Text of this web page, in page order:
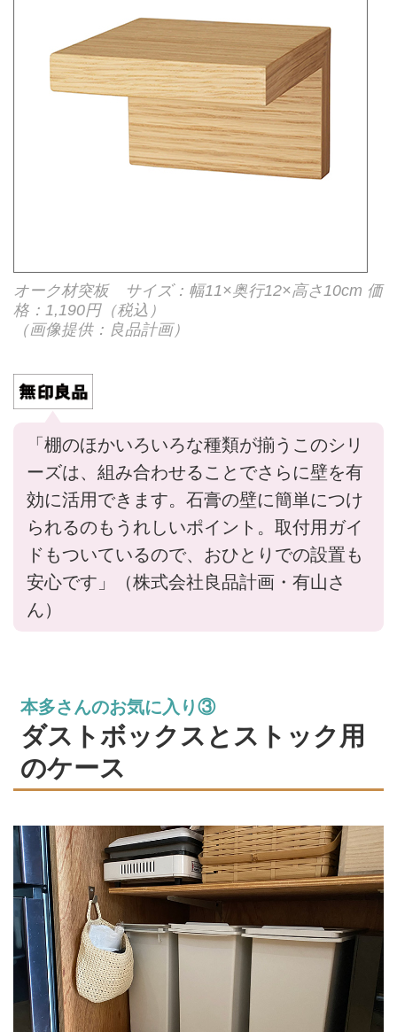
オーク材突板 サイズ：幅11×奥行12×高さ10cm 価
格：1,190円（税込）
（画像提供：良品計画）
「棚のほかいろいろな種類が揃うこのシリ
ーズは、組み合わせることでさらに壁を有
効に活用できます。石膏の壁に簡単につけ
られるのもうれしいポイント。取付用ガイ
ドもついているので、おひとりでの設置も
安心です」（株式会社良品計画・有山さ
ん）
本多さんのお気に入り③
ダストボックスとストック用
のケース